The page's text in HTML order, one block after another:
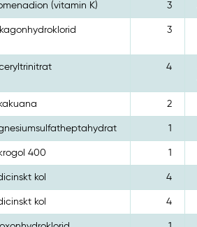
(vitamin K) 3
3
4
2
1
400 1
kol 4
kol 4